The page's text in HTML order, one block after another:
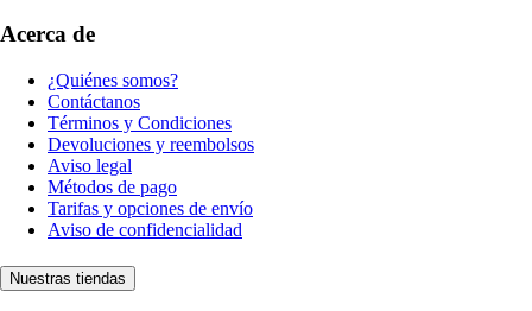
Acerca de
¿Quiénes somos?
Contáctanos
Términos y Condiciones
Devoluciones y reembolsos
Aviso legal
Métodos de pago
Tarifas y opciones de envío
Aviso de confidencialidad
Nuestras tiendas